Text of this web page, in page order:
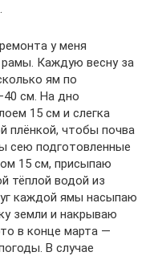
у меня
Каждую весну за
ям по
см. На дно
15 см и слегка
плёнкой, чтобы почва
сею подготовленные
15 см, присыпаю
тёплой водой из
каждой ямы насыпаю
земли и накрываю
в конце марта —
В случае